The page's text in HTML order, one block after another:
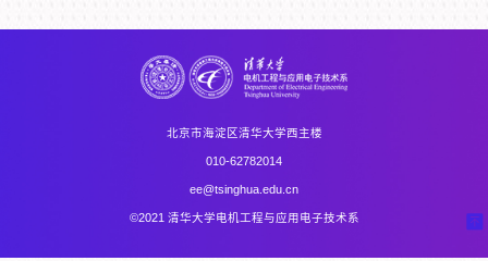
北京市海淀区清华大学西主楼
010-62782014
ee@tsinghua.edu.cn
©2021 清华大学电机工程与应用电子技术系